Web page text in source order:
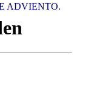
ADVIENTO.